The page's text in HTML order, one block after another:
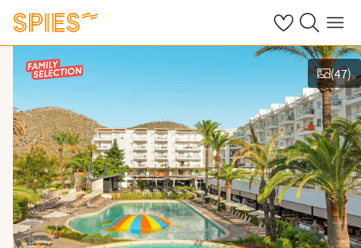
Se dine gemte
Søg påMenu
Vis film og billeder
(47)